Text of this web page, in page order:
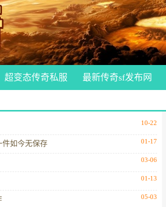
超变态传奇私服 最新传奇sf发布网
10-22
01-17
件如今无保存
03-06
01-13
05-03